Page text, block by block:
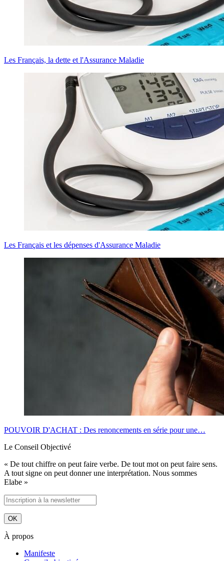
Les Français, la dette et l'Assurance Maladie
Les Français et les dépenses d'Assurance Maladie
POUVOIR D'ACHAT : Des renoncements en série pour une…
Le Conseil Objectivé
« De tout chiffre on peut faire verbe. De tout mot on peut faire sens.
A tout signe on peut donner une interprétation. Nous sommes
Elabe »
À propos
Manifeste